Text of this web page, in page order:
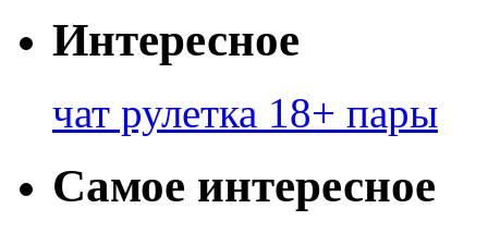
Интересное
чат рулетка 18+ пары
Самое интересное